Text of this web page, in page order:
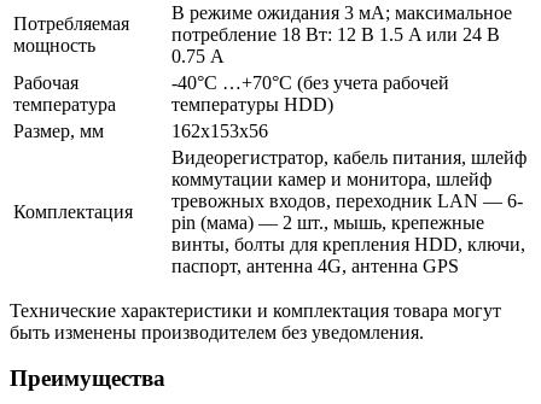
Потребляемая
мощность
В режиме ожидания 3 мA; максимальное
потребление 18 Вт: 12 В 1.5 A или 24 В
0.75 A
Рабочая
температура
-40°C …+70°C (без учета рабочей
температуры HDD)
Размер, мм
162x153x56
Комплектация
Видеорегистратор, кабель питания, шлейф
коммутации камер и монитора, шлейф
тревожных входов, переходник LAN — 6-
pin (мама) — 2 шт., мышь, крепежные
винты, болты для крепления HDD, ключи,
паспорт, антенна 4G, антенна GPS
Технические характеристики и комплектация товара могут
быть изменены производителем без уведомления.
Преимущества